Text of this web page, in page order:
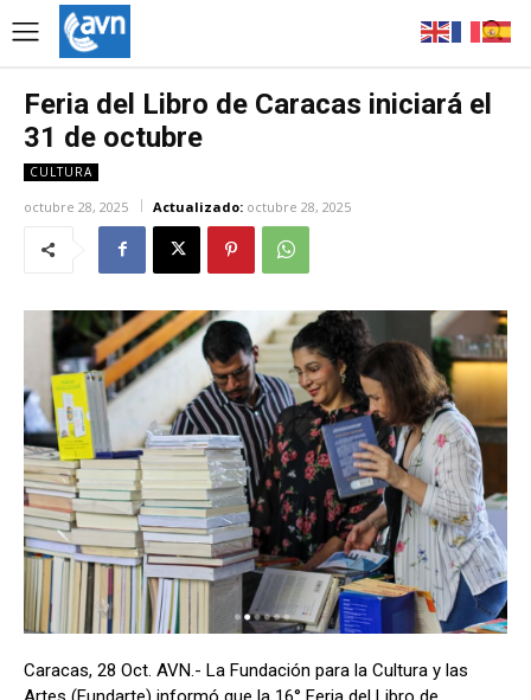
Feria del Libro de Caracas iniciará el
31 de octubre
CULTURA
octubre 28, 2025 Actualizado: octubre 28, 2025
Caracas, 28 Oct. AVN.- La Fundación para la Cultura y las